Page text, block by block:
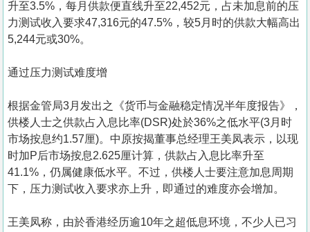
升至3.5%，每月供款便直线升至22,452元，占未加息前的压
力测试收入要求47,316元的47.5%，较5月时的供款大幅高出
5,244元或30%。
通过压力测试难度增
根据金管局3月发出之《货币与金融稳定情况半年度报告》，
供楼人士之供款占入息比率(DSR)处於36%之低水平(3月时
市场按息约1.57厘)。中原按揭董事总经理王美凤表示，以现
时加P后市场按息2.625厘计算，供款占入息比率升至
41.1%，仍属健康低水平。不过，供楼人士要注意加息周期
下，压力测试收入要求亦上升，即通过的难度亦会增加。
王美凤称，由於香港经历逾10年之超低息环境，不少人已习